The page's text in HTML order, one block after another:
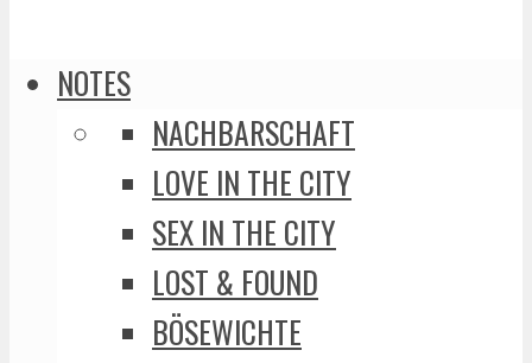
NOTES
NACHBARSCHAFT
LOVE IN THE CITY
SEX IN THE CITY
LOST & FOUND
BÖSEWICHTE